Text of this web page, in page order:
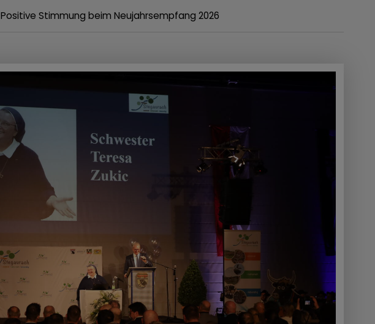
Positive Stimmung beim Neujahrsempfang 2026